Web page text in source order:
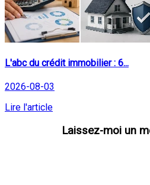
L'abc du crédit immobilier : 6...
2026-08-03
Lire l'article
Laissez-moi un